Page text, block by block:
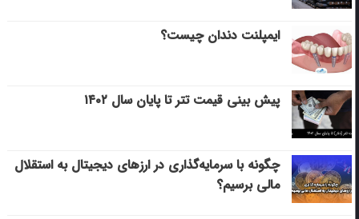
ایمپلنت دندان چیست؟
پیش بینی قیمت تتر تا پایان سال ۱۴۰۲
چگونه با سرمایه‌گذاری در ارزهای دیجیتال به استقلال
مالی برسیم؟